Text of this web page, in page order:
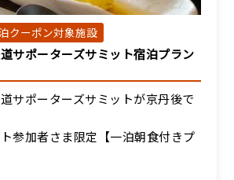
詳細
【別館和室】眺望無し和
室7.5畳（トイレ付）
宿泊人数：1～4人
クーポン対象施設
サポーターズサミット宿泊プラン
サポーターズサミットが京丹後で
参加者さま限定【一泊朝食付きプ